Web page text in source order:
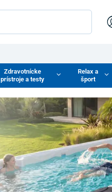
Zdravotnícke
prístroje a testy
Relax a
šport